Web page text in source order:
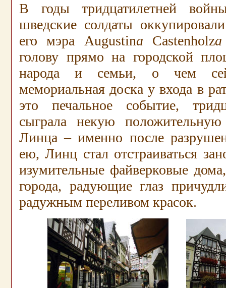
В годы тридцатилетней
шведские солдаты
его мэра Augustina Castenholza
голову прямо на городской
народа и семьи, о чем
мемориальная доска у входа в
это печальное событие,
сыграла некую
Линца – именно после
ею, Линц стал отстраиваться
изумительные файверковые
города, радующие глаз
радужным переливом красок.